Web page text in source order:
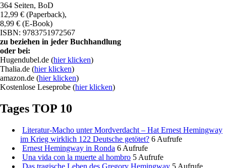
364 Seiten, BoD
12,99 € (Paperback),
8,99 € (E-Book)
ISBN: 9783751972567
zu beziehen in jeder Buchhandlung
oder bei:
Hugendubel.de (hier klicken)
Thalia.de (hier klicken)
amazon.de (hier klicken)
Kostenlose Leseprobe (hier klicken)
Tages TOP 10
Literatur-Macho unter Mordverdacht – Hat Ernest Hemingway
im Krieg wirklich 122 Deutsche getötet? 6 Aufrufe
Ernest Hemingway in Ronda 6 Aufrufe
Una vida con la muerte al hombro 5 Aufrufe
Das tragische Leben des Gregory Hemingway 5 Aufrufe